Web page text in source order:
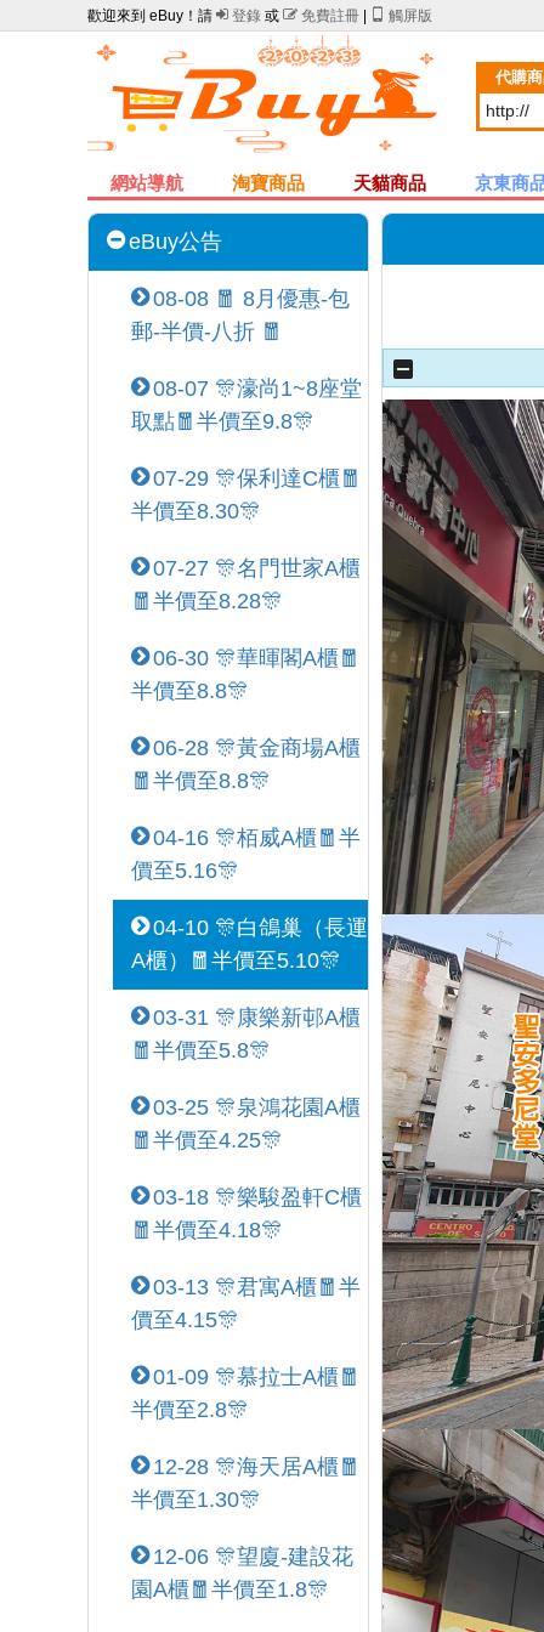
歡迎來到 eBuy！請  登錄 或  免費註冊 觸屏版
代購
網站導航 淘寶商品 天貓商品 京東商
eBuy公告
08-08 🧧 8月優惠-包
郵-半價-八折 🧧
08-07 🎊濠尚1~8座堂
取點🧧半價至9.8🎊
07-29 🎊保利達C櫃🧧
半價至8.30🎊
07-27 🎊名門世家A櫃
🧧半價至8.28🎊
06-30 🎊華暉閣A櫃🧧
半價至8.8🎊
06-28 🎊黃金商場A櫃
🧧半價至8.8🎊
04-16 🎊栢威A櫃🧧半
價至5.16🎊
04-10 🎊白鴿巢（長運
A櫃）🧧半價至5.10🎊
03-31 🎊康樂新邨A櫃
🧧半價至5.8🎊
03-25 🎊泉鴻花園A櫃
🧧半價至4.25🎊
03-18 🎊樂駿盈軒C櫃
🧧半價至4.18🎊
03-13 🎊君寓A櫃🧧半
價至4.15🎊
01-09 🎊慕拉士A櫃🧧
半價至2.8🎊
12-28 🎊海天居A櫃🧧
半價至1.30🎊
12-06 🎊望廈-建設花
園A櫃🧧半價至1.8🎊